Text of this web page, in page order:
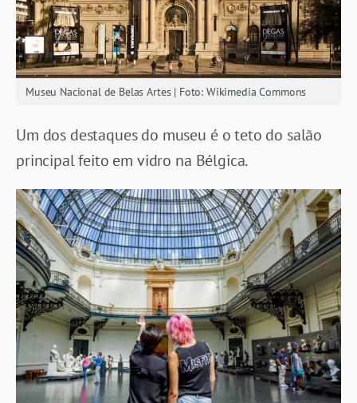
Museu Nacional de Belas Artes | Foto: Wikimedia Commons
Um dos destaques do museu é o teto do salão
principal feito em vidro na Bélgica.